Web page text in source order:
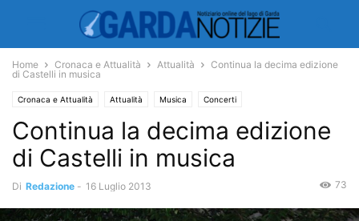
Home Cronaca e Attualità Attualità
Continua la decima edizione
di Castelli in musica
Cronaca e Attualità Attualità Musica Concerti
Manifestazioni ed Eventi Manifestazioni
Continua la decima edizione
di Castelli in musica
Di Redazione - 16 Luglio 2013 73